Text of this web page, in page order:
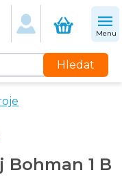
Menu
Hledat
mycí stroj1 B